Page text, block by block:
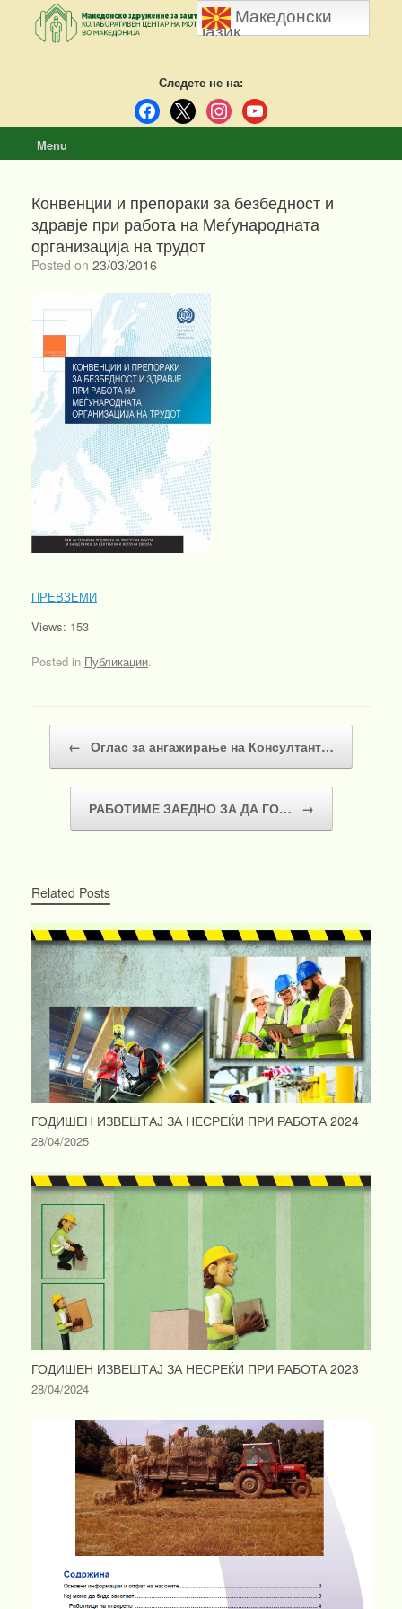
content
Следете не на:
facebook
x instagramyoutube
Menu
Конвенции и препораки за безбедност и
здравје при работа на Mеѓународната
организација на трудот
Posted on 23/03/2016
ПРЕВЗЕМИ
Views: 153
Posted in Публикации.
← Оглас за ангажирање на Консултант…
РАБОТИМЕ ЗАЕДНО ЗА ДА ГО… →
Related Posts
ГОДИШЕН ИЗВЕШТАЈ ЗА НЕСРЕЌИ ПРИ РАБОТА 2024
28/04/2025
ГОДИШЕН ИЗВЕШТАЈ ЗА НЕСРЕЌИ ПРИ РАБОТА 2023
28/04/2024
Македонски
јазик